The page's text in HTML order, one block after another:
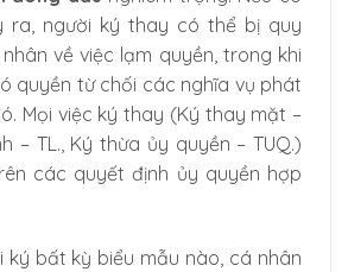
ra, người ký thay có thể bị quy
về việc lạm quyền, trong khi
quyền từ chối các nghĩa vụ phát
Mọi việc ký thay (Ký thay mặt –
– TL., Ký thừa ủy quyền – TUQ.)
các quyết định ủy quyền hợp
ký bất kỳ biểu mẫu nào, cá nhân